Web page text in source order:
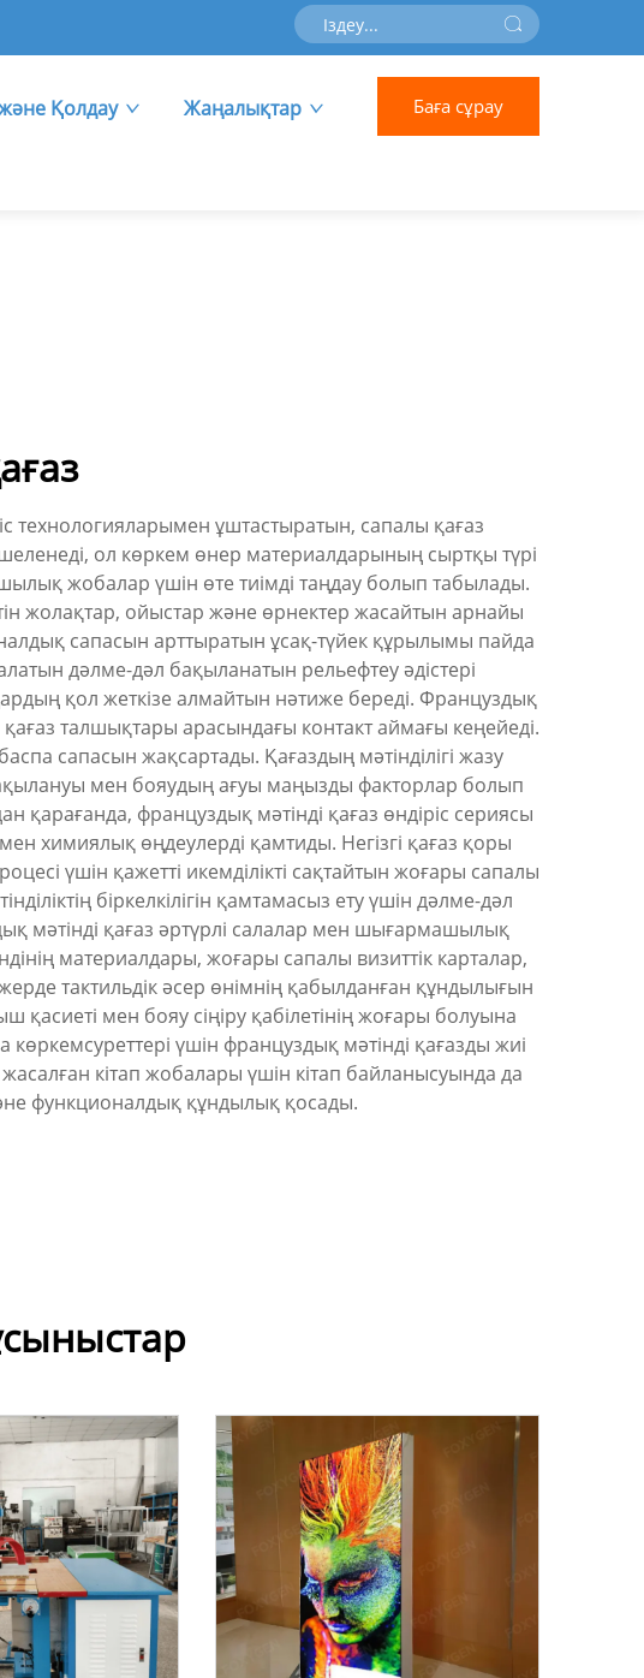
Қолдау Жаңалықтар Баға сұрау
технологияларымен ұштастыратын, сапалы қағаз
ол көркем өнер материалдарының сыртқы түрі
жобалар үшін өте тиімді таңдау болып табылады.
жолақтар, ойыстар және өрнектер жасайтын арнайы
сапасын арттыратын ұсақ-түйек құрылымы пайда
дәлме-дәл бақыланатын рельефтеу әдістері
қол жеткізе алмайтын нәтиже береді. Француздық
қағаз талшықтары арасындағы контакт аймағы кеңейеді.
сапасын жақсартады. Қағаздың мәтінділігі жазу
мен бояудың ағуы маңызды факторлар болып
француздық мәтінді қағаз өндіріс сериясы
химиялық өңдеулерді қамтиды. Негізгі қағаз қоры
үшін қажетті икемділікті сақтайтын жоғары сапалы
біркелкілігін қамтамасыз ету үшін дәлме-дәл
мәтінді қағаз әртүрлі салалар мен шығармашылық
материалдары, жоғары сапалы визиттік карталар,
тактильдік әсер өнімнің қабылданған құндылығын
қасиеті мен бояу сіңіру қабілетінің жоғары болуына
үшін француздық мәтінді қағазды жиі
кітап жобалары үшін кітап байланысуында да
функционалдық құндылық қосады.